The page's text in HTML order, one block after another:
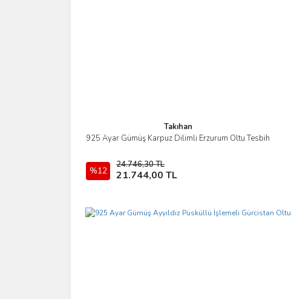
Takıhan
925 Ayar Gümüş Karpuz Dilimli Erzurum Oltu Tesbih
%12
24.746,30 TL
21.744,00 TL
İncele
Sepete Ekle